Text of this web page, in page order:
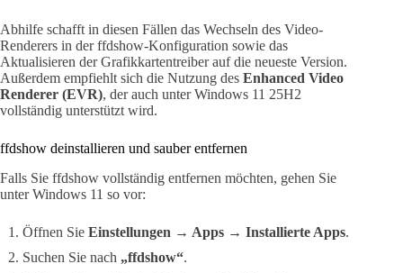
Abhilfe schafft in diesen Fällen das Wechseln des Video-
Renderers in der ffdshow-Konfiguration sowie das
Aktualisieren der Grafikkartentreiber auf die neueste Version.
Außerdem empfiehlt sich die Nutzung des Enhanced Video
Renderer (EVR), der auch unter Windows 11 25H2
vollständig unterstützt wird.
ffdshow deinstallieren und sauber entfernen
Falls Sie ffdshow vollständig entfernen möchten, gehen Sie
unter Windows 11 so vor:
Öffnen Sie Einstellungen → Apps → Installierte Apps.
Suchen Sie nach „ffdshow“.